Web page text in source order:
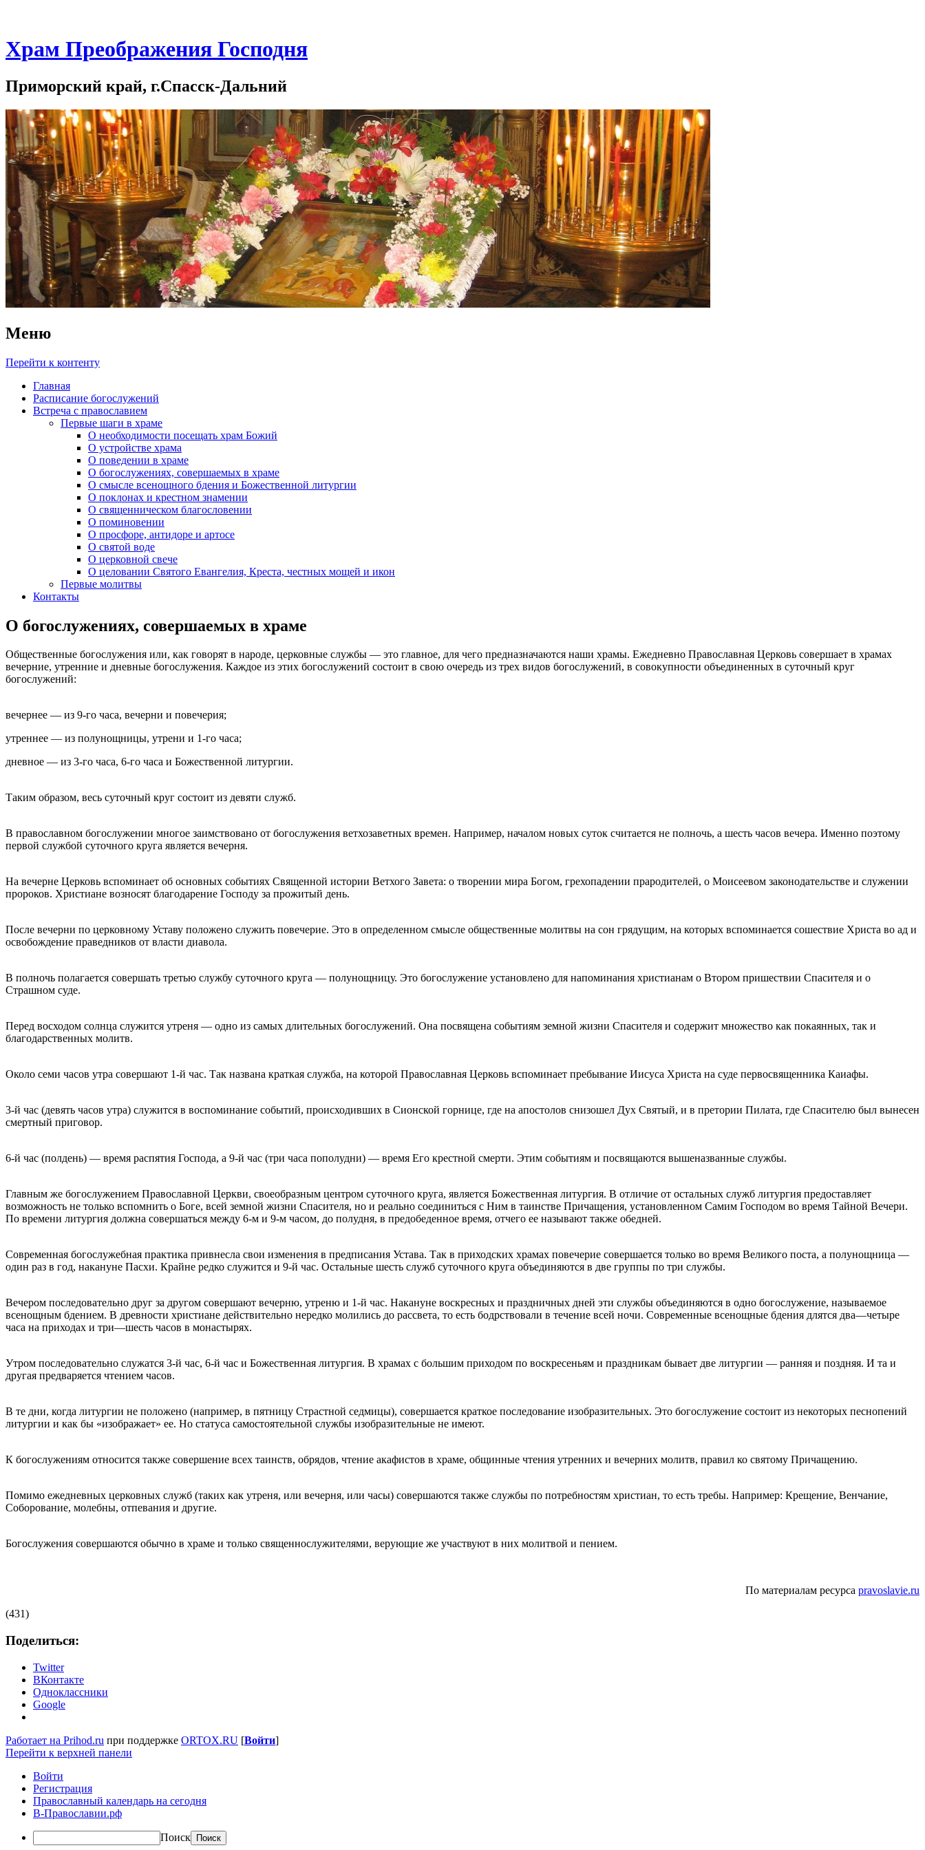
Храм Преображения Господня
Приморский край, г.Спасск-Дальний
Меню
Перейти к контенту
Главная
Расписание богослужений
Встреча с православием
Первые шаги в храме
О необходимости посещать храм Божий
О устройстве храма
О поведении в храме
О богослужениях, совершаемых в храме
О смысле всенощного бдения и Божественной литургии
О поклонах и крестном знамении
О священническом благословении
О поминовении
О просфоре, антидоре и артосе
О святой воде
О церковной свече
О целовании Святого Евангелия, Креста, честных мощей и икон
Первые молитвы
Контакты
О богослужениях, совершаемых в храме
Общественные богослужения или, как говорят в народе, церковные службы — это главное, для чего предназначаются наши храмы. Ежедневно Православная Церковь совершает в храмах
вечерние, утренние и дневные богослужения. Каждое из этих богослужений состоит в свою очередь из трех видов богослужений, в совокупности объединенных в суточный круг
богослужений:
вечернее — из 9-го часа, вечерни и повечерия;
утреннее — из полунощницы, утрени и 1-го часа;
дневное — из 3-го часа, 6-го часа и Божественной литургии.
Таким образом, весь суточный круг состоит из девяти служб.
В православном богослужении многое заимствовано от богослужения ветхозаветных времен. Например, началом новых суток считается не полночь, а шесть часов вечера. Именно поэтому
первой службой суточного круга является вечерня.
На вечерне Церковь вспоминает об основных событиях Священной истории Ветхого Завета: о творении мира Богом, грехопадении прародителей, о Моисеевом законодательстве и служении
пророков. Христиане возносят благодарение Господу за прожитый день.
После вечерни по церковному Уставу положено служить повечерие. Это в определенном смысле общественные молитвы на сон грядущим, на которых вспоминается сошествие Христа во ад и
освобождение праведников от власти диавола.
В полночь полагается совершать третью службу суточного круга — полунощницу. Это богослужение установлено для напоминания христианам о Втором пришествии Спасителя и о
Страшном суде.
Перед восходом солнца служится утреня — одно из самых длительных богослужений. Она посвящена событиям земной жизни Спасителя и содержит множество как покаянных, так и
благодарственных молитв.
Около семи часов утра совершают 1-й час. Так названа краткая служба, на которой Православная Церковь вспоминает пребывание Иисуса Христа на суде первосвященника Каиафы.
3-й час (девять часов утра) служится в воспоминание событий, происходивших в Сионской горнице, где на апостолов снизошел Дух Святый, и в претории Пилата, где Спасителю был вынесен
смертный приговор.
6-й час (полдень) — время распятия Господа, а 9-й час (три часа пополудни) — время Его крестной смерти. Этим событиям и посвящаются вышеназванные службы.
Главным же богослужением Православной Церкви, своеобразным центром суточного круга, является Божественная литургия. В отличие от остальных служб литургия предоставляет
возможность не только вспомнить о Боге, всей земной жизни Спасителя, но и реально соединиться с Ним в таинстве Причащения, установленном Самим Господом во время Тайной Вечери.
По времени литургия должна совершаться между 6-м и 9-м часом, до полудня, в предобеденное время, отчего ее называют также обедней.
Современная богослужебная практика привнесла свои изменения в предписания Устава. Так в приходских храмах повечерие совершается только во время Великого поста, а полунощница —
один раз в год, накануне Пасхи. Крайне редко служится и 9-й час. Остальные шесть служб суточного круга объединяются в две группы по три службы.
Вечером последовательно друг за другом совершают вечерню, утреню и 1-й час. Накануне воскресных и праздничных дней эти службы объединяются в одно богослужение, называемое
всенощным бдением. В древности христиане действительно нередко молились до рассвета, то есть бодрствовали в течение всей ночи. Современные всенощные бдения длятся два—четыре
часа на приходах и три—шесть часов в монастырях.
Утром последовательно служатся 3-й час, 6-й час и Божественная литургия. В храмах с большим приходом по воскресеньям и праздникам бывает две литургии — ранняя и поздняя. И та и
другая предваряется чтением часов.
В те дни, когда литургии не положено (например, в пятницу Страстной седмицы), совершается краткое последование изобразительных. Это богослужение состоит из некоторых песнопений
литургии и как бы «изображает» ее. Но статуса самостоятельной службы изобразительные не имеют.
К богослужениям относится также совершение всех таинств, обрядов, чтение акафистов в храме, общинные чтения утренних и вечерних молитв, правил ко святому Причащению.
Помимо ежедневных церковных служб (таких как утреня, или вечерня, или часы) совершаются также службы по потребностям христиан, то есть требы. Например: Крещение, Венчание,
Соборование, молебны, отпевания и другие.
Богослужения совершаются обычно в храме и только священнослужителями, верующие же участвуют в них молитвой и пением.
По материалам ресурса pravoslavie.ru
(431)
Поделиться:
Twitter
ВКонтакте
Одноклассники
Google
Работает на Prihod.ru при поддержке ORTOX.RU [Войти]
Перейти к верхней панели
Войти
Регистрация
Православный календарь на сегодня
В-Православии.рф
Поиск